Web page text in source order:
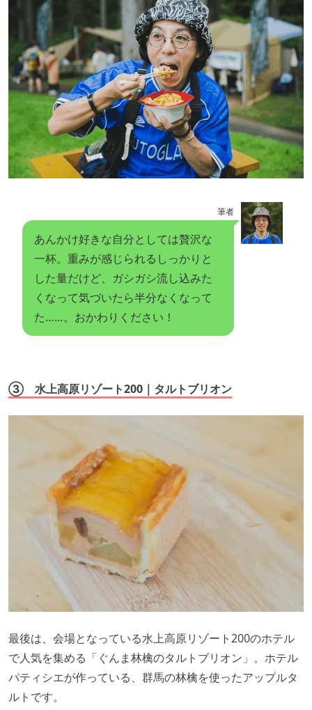
筆者
あんかけ好きな自分としては贅沢な
一杯。重みが感じられるしっかりと
した量だけど、ガシガシ流し込みた
くなって気づいたら半分なくなって
た……。おかわりください！
③ 水上高原リゾート200｜タルトブリオン
最後は、会場となっている水上高原リゾート200のホテル
で人気を集める「ぐんま林檎のタルトブリオン」。ホテル
パティシエが作っている、群馬の林檎を使ったアップルタ
ルトです。